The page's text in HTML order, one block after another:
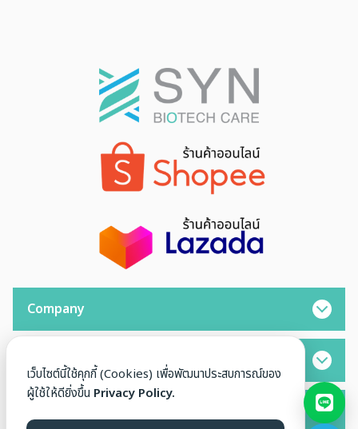
Company
Opening Hours
เว็บไซต์นี้ใช้คุกกี้ (Cookies) เพื่อพัฒนาประสบการณ์ของ
ผู้ใช้ให้ดียิ่งขึ้น Privacy Policy.